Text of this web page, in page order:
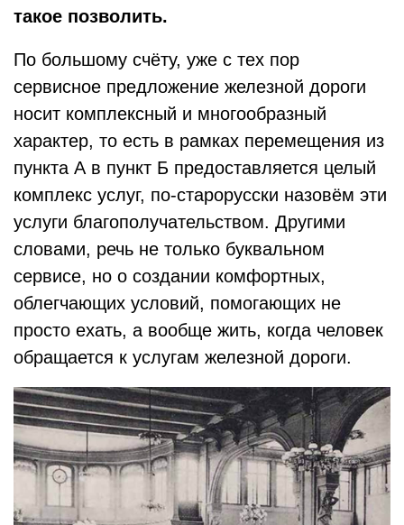
такое позволить.
По большому счёту, уже с тех пор
сервисное предложение железной дороги
носит комплексный и многообразный
характер, то есть в рамках перемещения из
пункта А в пункт Б предоставляется целый
комплекс услуг, по-старорусски назовём эти
услуги благополучательством. Другими
словами, речь не только буквальном
сервисе, но о создании комфортных,
облегчающих условий, помогающих не
просто ехать, а вообще жить, когда человек
обращается к услугам железной дороги.